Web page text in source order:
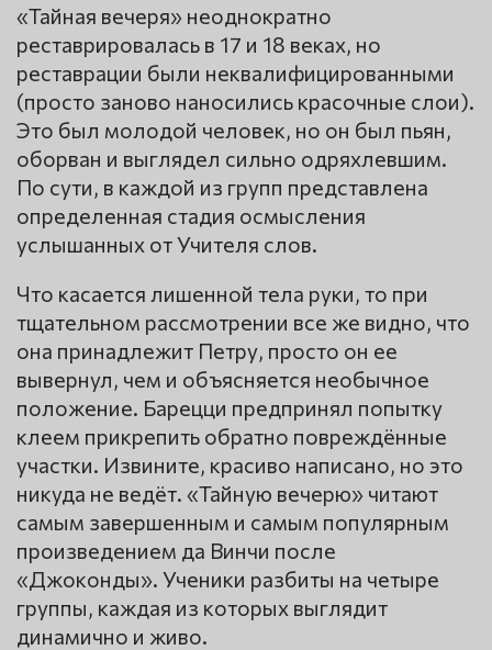
«Тайная вечеря» неоднократно
реставрировалась в 17 и 18 веках, но
реставрации были неквалифицированными
(просто заново наносились красочные слои).
Это был молодой человек, но он был пьян,
оборван и выглядел сильно одряхлевшим.
По сути, в каждой из групп представлена
определенная стадия осмысления
услышанных от Учителя слов.
Что касается лишенной тела руки, то при
тщательном рассмотрении все же видно, что
она принадлежит Петру, просто он ее
вывернул, чем и объясняется необычное
положение. Барецци предпринял попытку
клеем прикрепить обратно повреждённые
участки. Извините, красиво написано, но это
никуда не ведёт. «Тайную вечерю» читают
самым завершенным и самым популярным
произведением да Винчи после
«Джоконды». Ученики разбиты на четыре
группы, каждая из которых выглядит
динамично и живо.